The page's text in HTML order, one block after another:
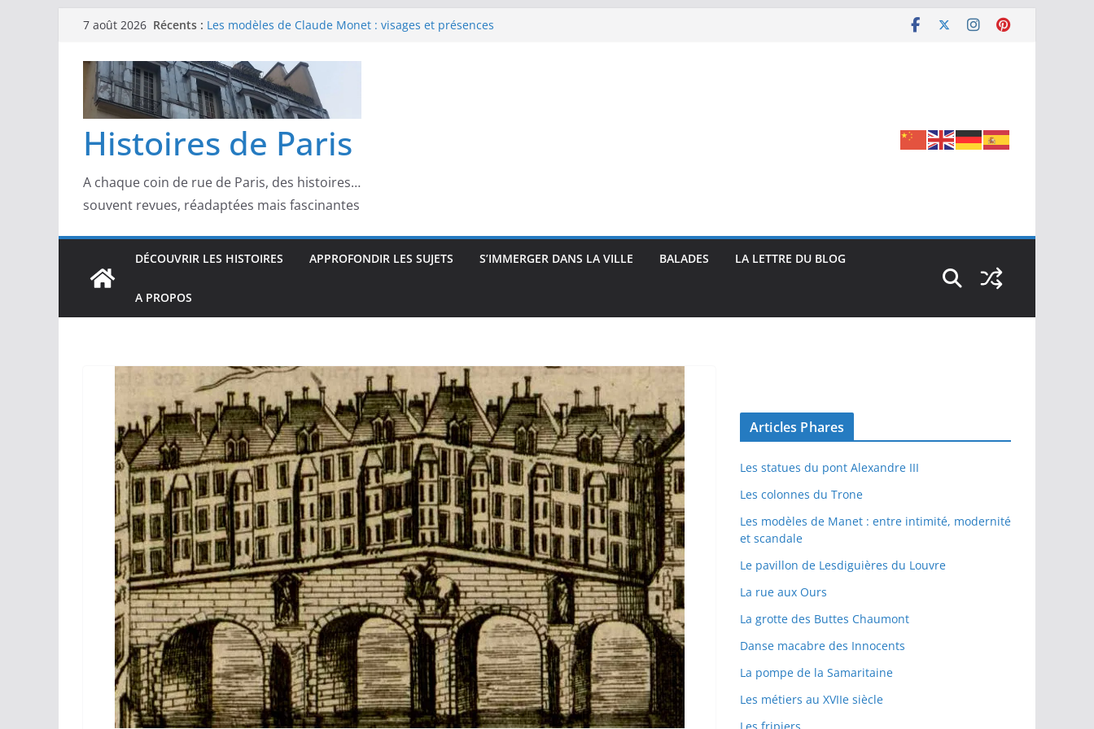
Passer
contenu
7 août 2026 Récents : Les modèles de Claude Monet : visages et présences
confidences de la Belle Époque
Les modèles de Pierre‑Auguste Renoir : visages, corps et
complicités au cœur de l’impressionnisme
Les modèles de Degas : danseuses, travailleuses et visages
d’un Paris moderne
Les modèles de Manet : entre intimité, modernité et
Histoires de Paris
A chaque coin de rue de Paris, des histoires…
souvent revues, réadaptées mais fascinantes
DÉCOUVRIR LES HISTOIRES APPROFONDIR LES SUJETS S’IMMERGER DANS LA VILLE BALADES LA LETTRE DU BLOG
A PROPOS
Articles Phares
Les statues du pont Alexandre III
Les colonnes du Trone
Les modèles de Manet : entre intimité, modernité
et scandale
Le pavillon de Lesdiguières du Louvre
La rue aux Ours
La grotte des Buttes Chaumont
Danse macabre des Innocents
La pompe de la Samaritaine
Les métiers au XVIIe siècle
Les fripiers